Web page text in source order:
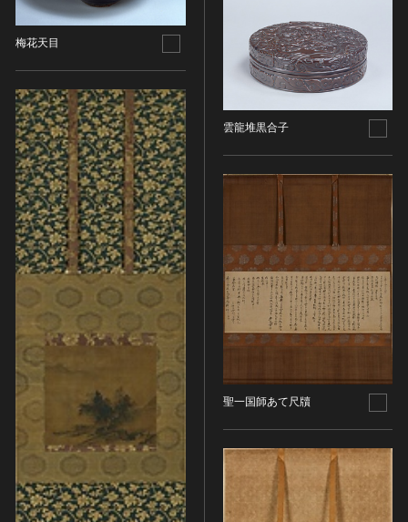
梅花天目
雲龍堆黒合子
聖一国師あて尺牘
名勝
渓谷・渓流
海浜
山岳
その他
天然記念物
動物
植物
地質鉱物
天然保護区域
文化的景観
伝統的建造物群
港町
農・山村集落
その他
文化財保存技術
建造物